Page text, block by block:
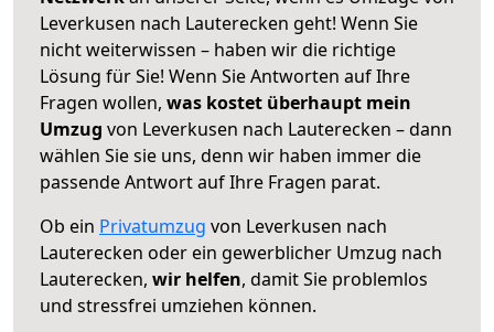
Leverkusen nach Lauterecken geht! Wenn Sie
nicht weiterwissen – haben wir die richtige
Lösung für Sie! Wenn Sie Antworten auf Ihre
Fragen wollen, was kostet überhaupt mein
Umzug von Leverkusen nach Lauterecken – dann
wählen Sie sie uns, denn wir haben immer die
passende Antwort auf Ihre Fragen parat.
Ob ein Privatumzug von Leverkusen nach
Lauterecken oder ein gewerblicher Umzug nach
Lauterecken, wir helfen, damit Sie problemlos
und stressfrei umziehen können.